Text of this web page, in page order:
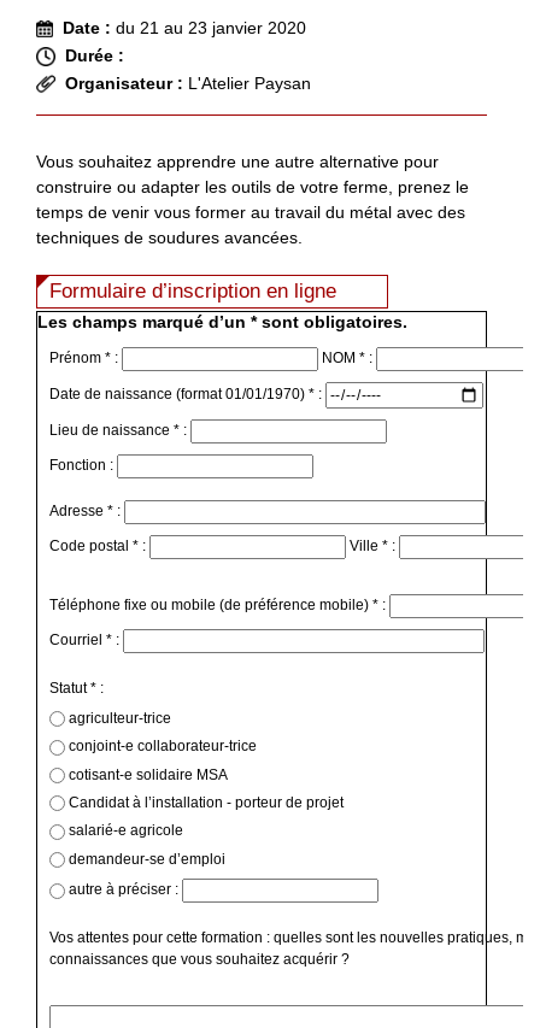
Date : du 21 au 23 janvier 2020
Durée :
Organisateur : L'Atelier Paysan
Vous souhaitez apprendre une autre alternative pour
construire ou adapter les outils de votre ferme, prenez le
temps de venir vous former au travail du métal avec des
techniques de soudures avancées.
Formulaire d’inscription en ligne
Les champs marqué d’un * sont obligatoires.
Prénom * : NOM * :
Date de naissance (format 01/01/1970) * :
Lieu de naissance * :
Fonction :
Adresse * :
Code postal * : Ville * :
Téléphone fixe ou mobile (de préférence mobile) * :
Courriel * :
Statut * :
agriculteur-trice
conjoint-e collaborateur-trice
cotisant-e solidaire MSA
Candidat à l’installation - porteur de projet
salarié-e agricole
demandeur-se d’emploi
autre à préciser :
Vos attentes pour cette formation : quelles sont les nouvelles pratiques,
connaissances que vous souhaitez acquérir ?